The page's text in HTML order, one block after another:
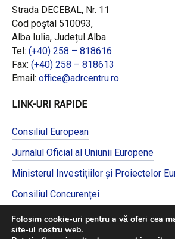
Strada DECEBAL, Nr. 11
Cod poștal 510093,
Alba Iulia, Județul Alba
Tel: (+40) 258 – 818616
Fax: (+40) 258 – 818613
Email: office@adrcentru.ro
LINK-URI RAPIDE
Consiliul European
Jurnalul Oficial al Uniunii Europene
Ministerul Investițiilor și Proiectelor
Consiliul Concurenței
programe cofinanțate de Uniunea
Folosim cookie-uri pentru a vă oferi cea
site-ul nostru web.